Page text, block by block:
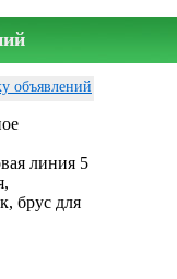
объявлений
линия 5
брус для